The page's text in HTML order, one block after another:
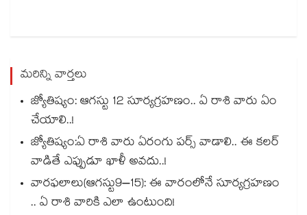
మరిన్ని వార్తలు
జ్యోతిష్యం: ఆగస్టు 12 సూర్యగ్రహణం.. ఏ రాశి వారు ఏం
చేయాలి..!
జ్యోతిష్యం:ఏ రాశి వారు ఏరంగు పర్స్ వాడాలి.. ఈ కలర్
వాడితే ఎప్పుడూ ఖాళీ అవదు..!
వారఫలాలు(ఆగస్టు9–15): ఈ వారంలోనే సూర్యగ్రహణం
.. ఏ రాశి వారికి ఎలా ఉంటుంది!